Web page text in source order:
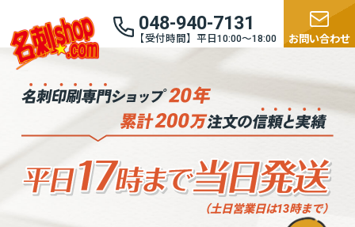
048-940-7131
【受付時間】平日10:00〜18:00 お問い合わせ
（土日営業日は13時まで）